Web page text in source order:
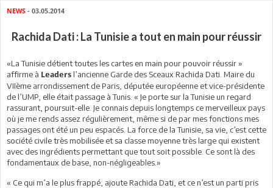
NEWS - 03.05.2014
Rachida Dati : La Tunisie a tout en main pour réussir
«La Tunisie détient toutes les cartes en main pour pouvoir réussir »
affirme à Leaders l’ancienne Garde des Sceaux Rachida Dati. Maire du
VIIème arrondissement de Paris, députée européenne et vice-présidente
de l’UMP, elle était passage à Tunis. « Je porte sur la Tunisie un regard
rassurant, poursuit-elle. Je connais depuis longtemps ce merveilleux pays
où je me rends assez régulièrement, même si de par mes fonctions mes
passages ont été un peu espacés. La force de la Tunisie, sa vie, c’est cette
société civile très mobilisée et sa classe moyenne très large qui existent
avec des ingrédients permettant que tout soit possible. Ce sont là des
fondamentaux de base, non-négligeables.»
« Ce qui m’a le plus frappé, ajoute Rachida Dati, et ce n’est un parti pris